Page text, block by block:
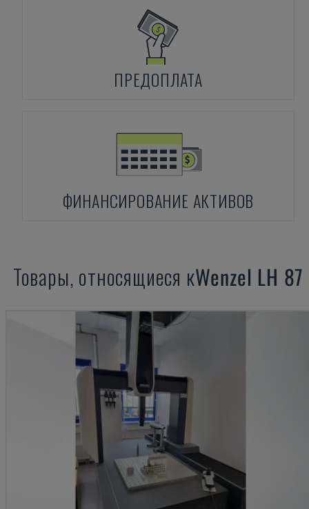
ПРЕДОПЛАТА
ФИНАНСИРОВАНИЕ АКТИВОВ
Товары, относящиеся кWenzel LH 87